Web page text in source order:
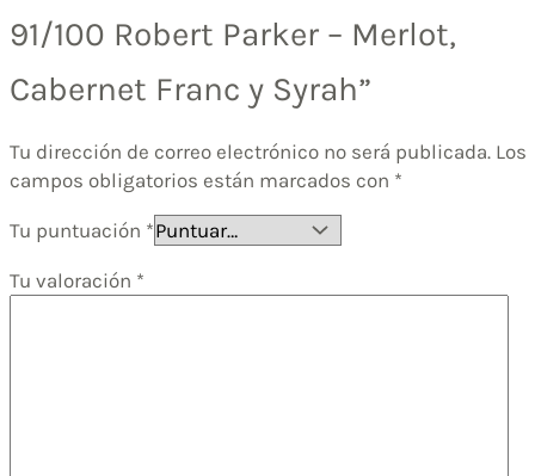
91/100 Robert Parker – Merlot,
Cabernet Franc y Syrah”
Tu dirección de correo electrónico no será publicada. Los
campos obligatorios están marcados con *
Tu puntuación *
Tu valoración *